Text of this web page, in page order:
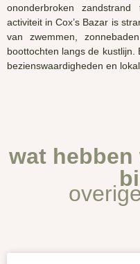
ononderbroken
activiteit inCox’s Bazar is
van zwemmen,
boottochten langs de
bezienswaardigheden en
wat hebben